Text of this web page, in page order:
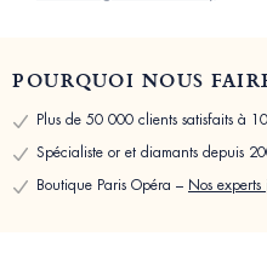
POURQUOI NOUS
Plus de 50 000 clients satisfaits à
Spécialiste or et diamants depuis
Boutique Paris Opéra – Nos